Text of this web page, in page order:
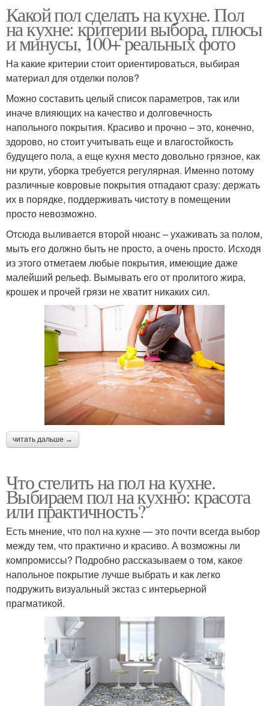
Какой пол сделать на кухне. Пол
на кухне: критерии выбора, плюсы
и минусы, 100+ реальных фото
На какие критерии стоит ориентироваться, выбирая
материал для отделки полов?
Можно составить целый список параметров, так или
иначе влияющих на качество и долговечность
напольного покрытия. Красиво и прочно – это, конечно,
здорово, но стоит учитывать еще и влагостойкость
будущего пола, а еще кухня место довольно грязное, как
ни крути, уборка требуется регулярная. Именно потому
различные ковровые покрытия отпадают сразу: держать
их в порядке, поддерживать чистоту в помещении
просто невозможно.
Отсюда выливается второй нюанс – ухаживать за полом,
мыть его должно быть не просто, а очень просто. Исходя
из этого отметаем любые покрытия, имеющие даже
малейший рельеф. Вымывать его от пролитого жира,
крошек и прочей грязи не хватит никаких сил.
читать дальше →
Что стелить на пол на кухне.
Выбираем пол на кухню: красота
или практичность?
Есть мнение, что пол на кухне — это почти всегда выбор
между тем, что практично и красиво. А возможны ли
компромиссы? Подробно рассказываем о том, какое
напольное покрытие лучше выбрать и как легко
подружить визуальный экстаз с интерьерной
прагматикой.